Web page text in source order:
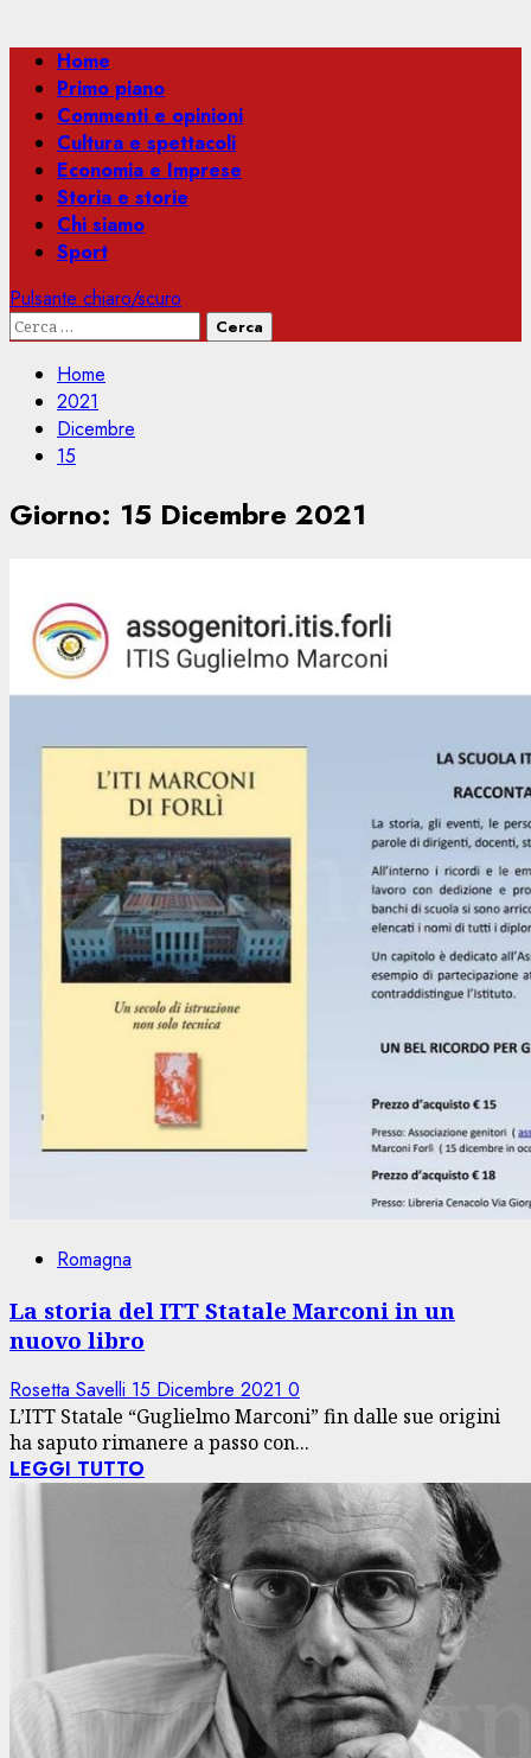
Menu
principale
Home
Primo piano
Commenti e opinioni
Cultura e spettacoli
Economia e Imprese
Storia e storie
Chi siamo
Sport
Pulsante chiaro/scuro
Ricerca
Home
2021
Dicembre
15
Giorno: 15 Dicembre 2021
Romagna
La storia del ITT Statale Marconi in un
nuovo libro
Rosetta Savelli 15 Dicembre 2021 0
L’ITT Statale “Guglielmo Marconi” fin dalle sue origini
ha saputo rimanere a passo con...
LEGGI TUTTO